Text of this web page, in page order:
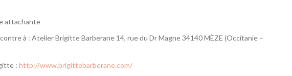
attachante
à : Atelier Brigitte Barberane 14, rue du Dr Magne 34140 MÈZE (Occitanie –
: http://www.brigittebarberane.com/